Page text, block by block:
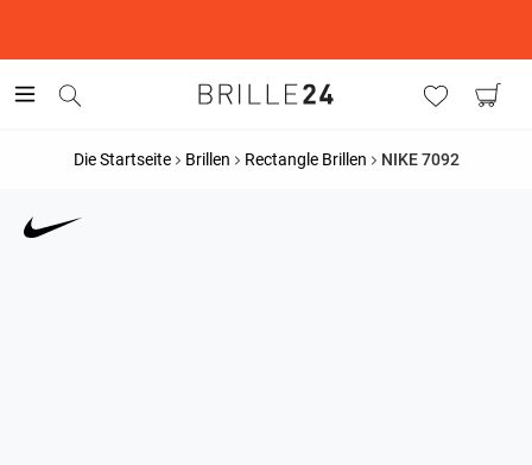
Die Startseite Brillen Rectangle Brillen NIKE 7092